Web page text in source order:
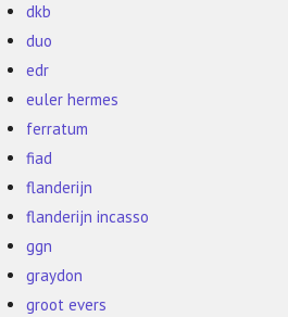
dkb
duo
edr
euler hermes
ferratum
fiad
flanderijn
flanderijn incasso
ggn
graydon
groot evers